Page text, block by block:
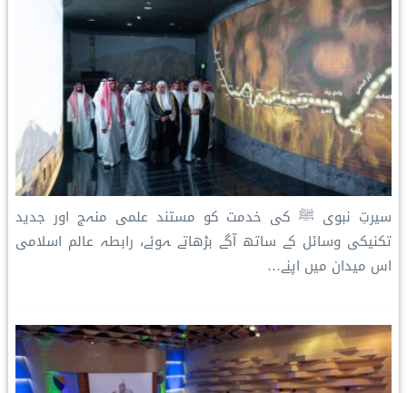
سیرتِ نبوی ﷺ کی خدمت کو مستند علمی منہج اور جدید
تکنیکی وسائل کے ساتھ آگے بڑھاتے ہوئے، رابطہ عالم اسلامی
اس میدان میں اپنے…